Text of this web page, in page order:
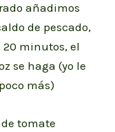
añadimos
de pescado,
minutos, el
se haga (yo le
más)
tomate